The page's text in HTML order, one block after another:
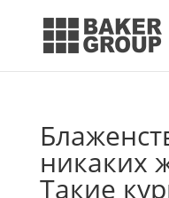
никаких
Такие